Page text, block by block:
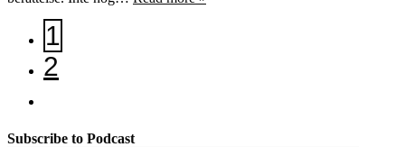
1
2
Subscribe to Podcast